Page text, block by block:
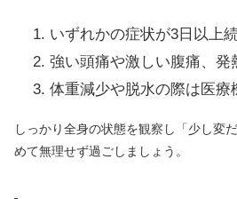
いずれかの症状が3日以上続
強い頭痛や激しい腹痛、発
体重減少や脱水の際は医療
しっかり全身の状態を観察し「少し変
めて無理せず過ごしましょう。